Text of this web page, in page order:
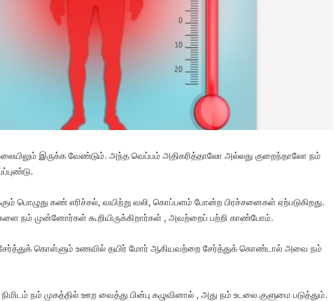
இருக்க வேண்டும். அந்த வெப்பம் அதிகரித்தாலோ அல்லது குறைந்தாலோ நம்
பொழுது கண் எரிச்சல், வயிற்று வலி, கொப்பளம் போன்ற பிரச்சனைகள் ஏற்படுகிறது.
நம் முன்னோர்கள் கூறியிருக்கிறார்கள் , அவற்றைப் பற்றி காண்போம்.
கொள்ளும் உணவில் தயிர் மோர் ஆகியவற்றை சேர்த்துக் கொண்டால் அவை நம்
நம் முகத்தில் ஊற வைத்து பின்பு கழுவினால் , அது நம் உடலை குளுமை படுத்தும்.